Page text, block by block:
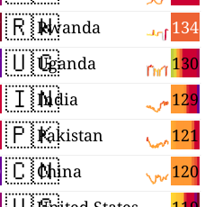
🇷🇼 134
Rwanda
🇺🇬 130
Uganda
🇮🇳 129
India
🇵🇰 121
Pakistan
🇨🇳 120
China